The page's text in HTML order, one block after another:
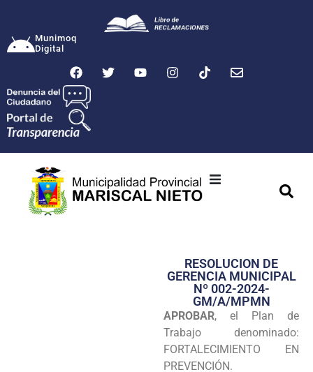
Munimoq
Digital
Transparencia
Seguridad
Programas
Intranet
RESOLUCION DE
GERENCIA MUNICIPAL
Nº 002-2024-
GM/A/MPMN
APROBAR, el Plan de
Trabajo denominado:
FORTALECIMIENTO EN
PREVENCIÓN.